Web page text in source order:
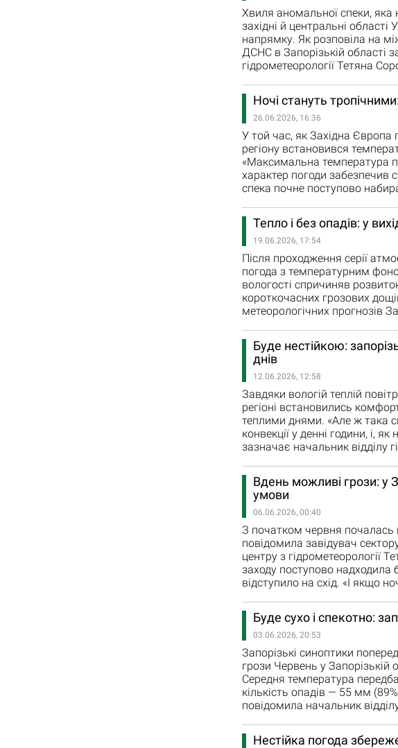
Хвиля аномальної спеки, яка
західні й центральні
напрямку. Як розповіла на
ДСНС в Запорізькій області
гідрометеорології Тетяна
Ночі стануть
26.06.2026, 16:36
У той час, як Західна Європа
регіону встановився
«Максимальна температура
характер погоди забезпечив
спека почне поступово
Тепло і без опадів: у
19.06.2026, 17:54
Після проходження серії
погода з температурним
вологості спричиняв
короткочасних грозових
метеорологічних прогнозів
Буде нестійкою:
днів
12.06.2026, 12:58
Завдяки вологій теплій
регіоні встановились
теплими днями. «Але ж така
конвекції у денні години, і,
зазначає начальник відділу
Вдень можливі грози: у
умови
06.06.2026, 00:40
З початком червня почалась
повідомила завідувач
центру з гідрометеорології
заходу поступово надходила
відступило на схід. «І якщо
Буде сухо і спекотно:
03.06.2026, 20:53
Запорізькі синоптики
грози Червень у Запорізькій
Середня температура
кількість опадів — 55 мм
повідомила начальник
Нестійка погода